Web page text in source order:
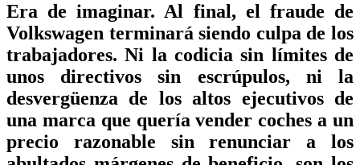
Era de imaginar. Al final, el fraude de
Volkswagen terminará siendo culpa de los
trabajadores. Ni la codicia sin límites de
unos directivos sin escrúpulos, ni la
desvergüenza de los altos ejecutivos de
una marca que quería vender coches a un
precio razonable sin renunciar a los